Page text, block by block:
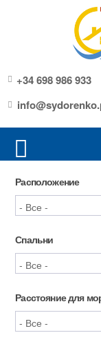
+34 698 986 933
Расположение
Спальни
Расстояние для